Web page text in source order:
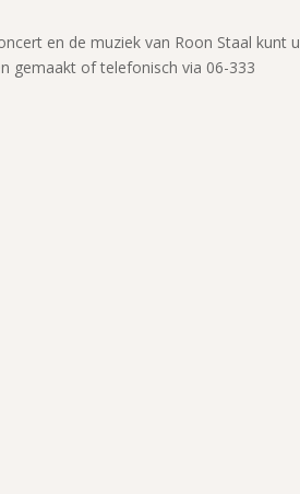
en de muziek van Roon Staal kunt u
gemaakt of telefonisch via 06-333